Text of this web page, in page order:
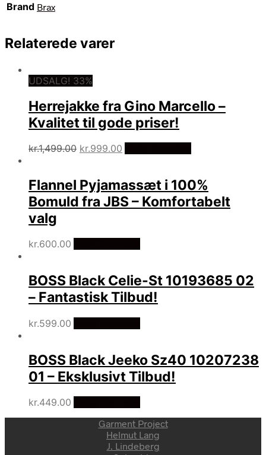
Brand Brax
Relaterede varer
UDSALG! 33%
Herrejakke fra Gino Marcello –
Kvalitet til gode priser!
kr.1,499.00 Den
var:
kr.1,499.00.
kr.999.00
er:
kr.999.00.
Flannel Pyjamassæt i 100%
Bomuld fra JBS – Komfortabelt
valg
kr.600.00
BOSS Black Celie-St 10193685 02
– Fantastisk Tilbud!
kr.599.00
BOSS Black Jeeko Sz40 10207238
01 – Eksklusivt Tilbud!
kr.449.00
Garment Project
Helmut Lang
J. Lindeberg